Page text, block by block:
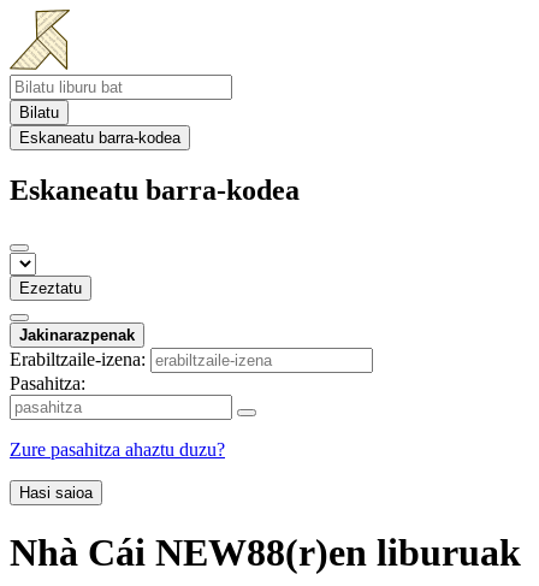
Bilatu
Eskaneatu barra-kodea
Eskaneatu barra-kodea
Ezeztatu
Jakinarazpenak
Erabiltzaile-izena:
Pasahitza:
Zure pasahitza ahaztu duzu?
Hasi saioa
Nhà Cái NEW88(r)en liburuak